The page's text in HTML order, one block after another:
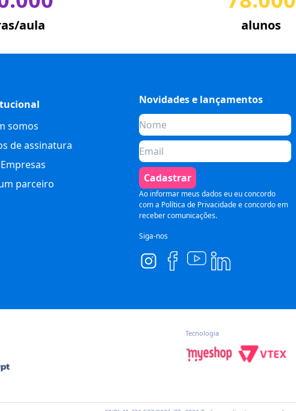
aula alunos
somos
de assinatura
parceiro
Novidades e lançamentos
Cadastrar
Ao informar meus dados eu eu concordo
com a Política de Privacidadee concordo em
receber comunicações.
Siga-nos
Tecnologia